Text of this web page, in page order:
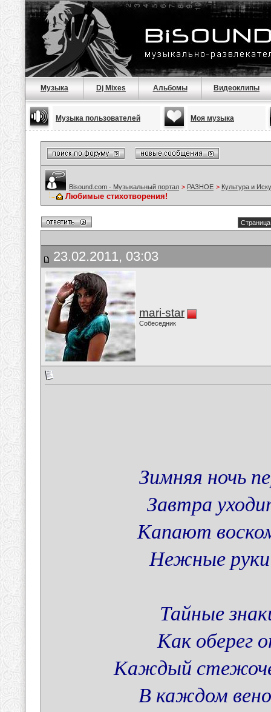
Музыка Dj Mixes Альбомы Видеоклипы
Музыка пользователей Моя музыка
Bisound.com - Музыкальный портал > РАЗНОЕ > Культура и
Любимые стихотворения!
23.02.2011, 03:03
mari-star
Собеседник
Зимняя ночь
Завтра
Капают
Нежные
Тайные
Как оберег
Каждый
В каждом